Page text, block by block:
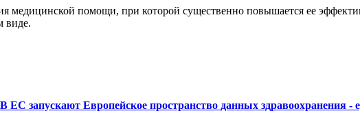
медицинской помощи, при которой существенно повышается ее
виде.
В ЕС запускают Европейское пространство данных здравоохранения